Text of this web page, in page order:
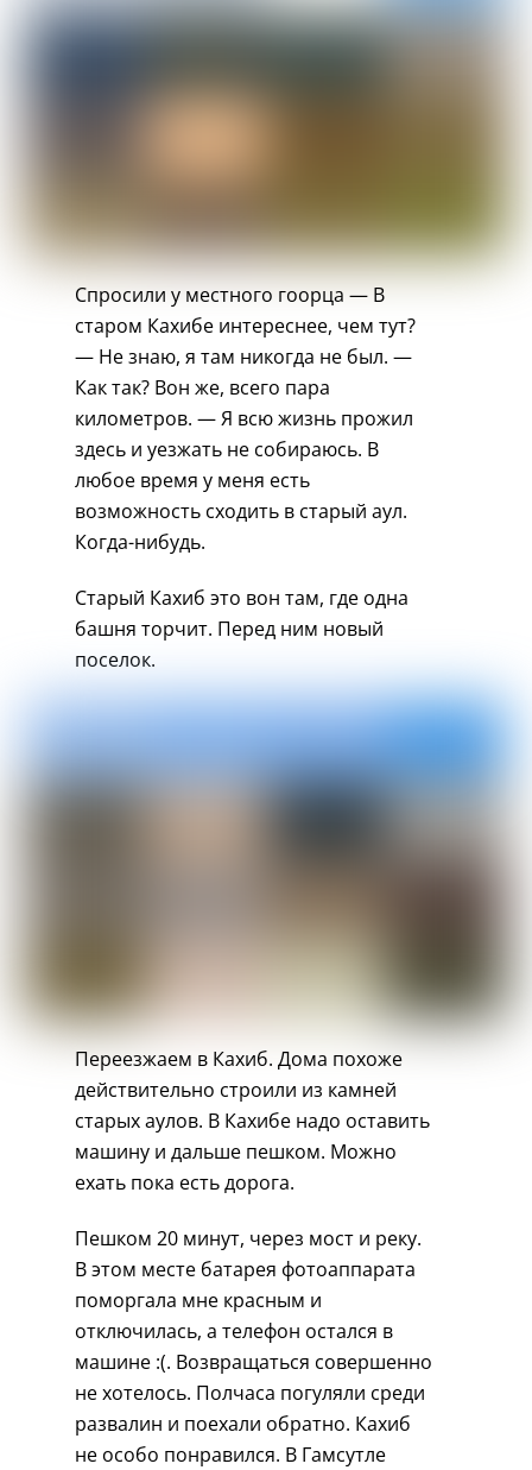
Спросили у местного гоорца — В
старом Кахибе интереснее, чем тут?
— Не знаю, я там никогда не был. —
Как так? Вон же, всего пара
километров. — Я всю жизнь прожил
здесь и уезжать не собираюсь. В
любое время у меня есть
возможность сходить в старый аул.
Когда-нибудь.
Старый Кахиб это вон там, где одна
башня торчит. Перед ним новый
поселок.
Переезжаем в Кахиб. Дома похоже
действительно строили из камней
старых аулов. В Кахибе надо оставить
машину и дальше пешком. Можно
ехать пока есть дорога.
Пешком 20 минут, через мост и реку.
В этом месте батарея фотоаппарата
поморгала мне красным и
отключилась, а телефон остался в
машине :(. Возвращаться совершенно
не хотелось. Полчаса погуляли среди
развалин и поехали обратно. Кахиб
не особо понравился. В Гамсутле